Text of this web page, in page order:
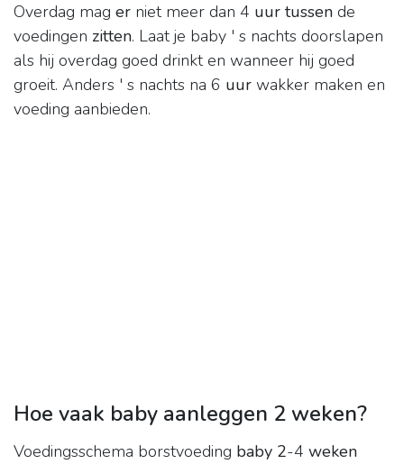
Overdag mag er niet meer dan 4 uur tussen de
voedingen zitten. Laat je baby ' s nachts doorslapen
als hij overdag goed drinkt en wanneer hij goed
groeit. Anders ' s nachts na 6 uur wakker maken en
voeding aanbieden.
Hoe vaak baby aanleggen 2 weken?
Voedingsschema borstvoeding baby 2-4 weken